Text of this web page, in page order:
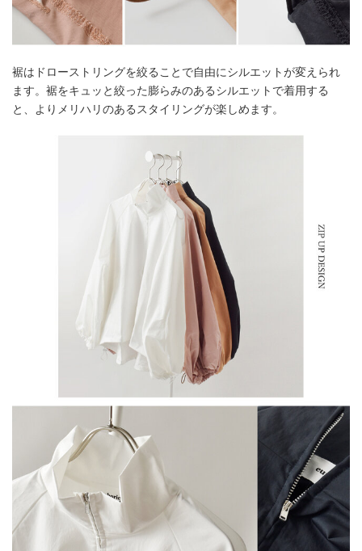
裾はドローストリングを絞ることで自由にシルエットが変えられ
ます。裾をキュッと絞った膨らみのあるシルエットで着用する
と、よりメリハリのあるスタイリングが楽しめます。